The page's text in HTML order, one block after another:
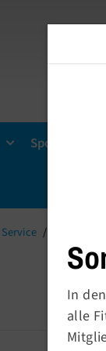
Sportsuche
Service
In
alle